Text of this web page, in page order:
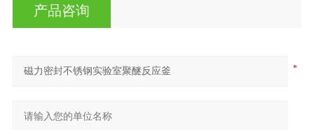
产品咨询